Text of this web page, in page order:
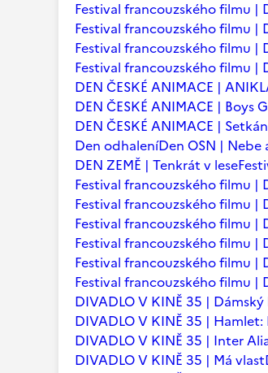
Festival francouzského filmu |
Festival francouzského filmu |
Festival francouzského filmu |
Festival francouzského filmu |
DEN ČESKÉ ANIMACE |
DEN ČESKÉ ANIMACE | Boys
DEN ČESKÉ ANIMACE |
Den odhaleníDen OSN | Nebe
DEN ZEMĚ | Tenkrát v lese
Festival francouzského filmu |
Festival francouzského filmu |
Festival francouzského filmu |
Festival francouzského filmu |
Festival francouzského filmu |
Festival francouzského filmu |
DIVADLO V KINĚ 35 |
DIVADLO V KINĚ 35 |
DIVADLO V KINĚ 35 | Inter
DIVADLO V KINĚ 35 | Má vlast